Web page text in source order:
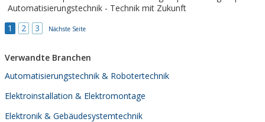
Automatisierungstechnik - Technik mit Zukunft
1
2 3 Nächste Seite
Verwandte Branchen
Automatisierungstechnik & Robotertechnik
Elektroinstallation & Elektromontage
Elektronik & Gebäudesystemtechnik